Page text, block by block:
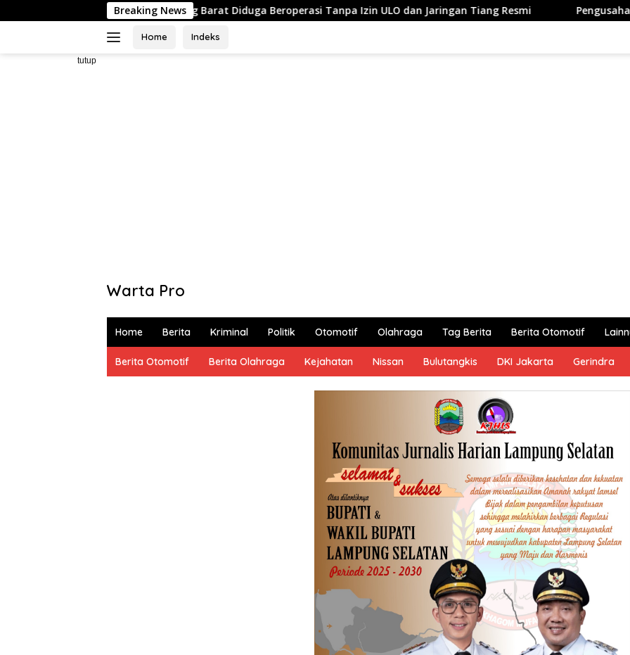
ke
Breaking News
Bawang Barat Diduga Beroperasi Tanpa Izin ULO dan Jaringan Tiang Resmi Pengusaha WiFi Berinisial AN di
Home Indeks
tutup
Warta Pro
dan
Home Berita Kriminal Politik Otomotif Olahraga Tag Berita Berita Otomotif
Berita Otomotif Berita Olahraga Kejahatan Nissan Bulutangkis DKI Jakarta Gerindra